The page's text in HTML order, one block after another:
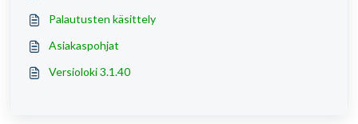
Palautusten käsittely
Asiakaspohjat
Versioloki 3.1.40